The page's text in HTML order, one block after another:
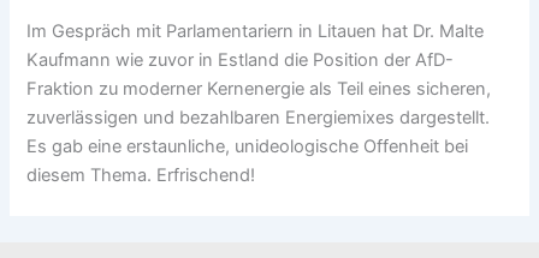
Im Gespräch mit Parlamentariern in Litauen hat Dr. Malte
Kaufmann wie zuvor in Estland die Position der AfD-
Fraktion zu moderner Kernenergie als Teil eines sicheren,
zuverlässigen und bezahlbaren Energiemixes dargestellt.
Es gab eine erstaunliche, unideologische Offenheit bei
diesem Thema. Erfrischend!